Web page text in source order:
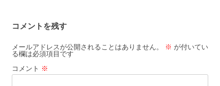
ゲ
ー
シ
ョ
コメントを残す
メールアドレスが公開されることはありません。 ※ が付いてい
る欄は必須項目です
コメント ※